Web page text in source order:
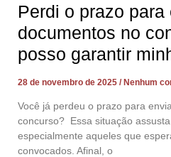
Perdi o prazo para
documentos no
posso garantir
28 de novembro de 2025 Nenhum
Você já perdeu o prazo para
concurso? Essa situação
especialmente aqueles que
convocados. Afinal, o